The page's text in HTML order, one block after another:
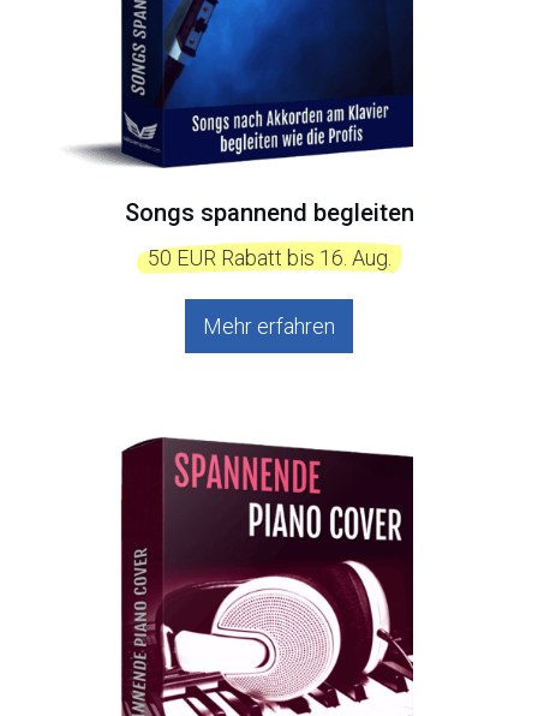
Songs spannend begleiten
50 EUR Rabatt bis 16. Aug.
Mehr erfahren